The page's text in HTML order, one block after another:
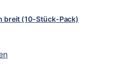
breit (10-Stück-Pack)